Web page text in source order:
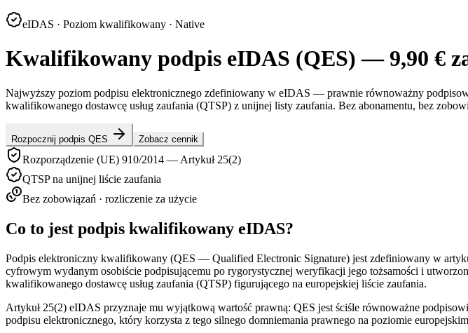
eIDAS · Poziom kwalifikowany · Native
Kwalifikowany podpis eIDAS (QES) — 9,90 €
Najwyższy poziom podpisu elektronicznego zdefiniowany w eIDAS — prawnie równoważny
kwalifikowanego dostawcę usług zaufania (QTSP) z unijnej listy zaufania. Bez abonamentu, bez
Rozpocznij podpis QES Zobacz cennik
Rozporządzenie (UE) 910/2014 — Artykuł 25(2)
QTSP na unijnej liście zaufania
Bez zobowiązań · rozliczenie za użycie
Co to jest podpis kwalifikowany eIDAS?
Podpis elektroniczny kwalifikowany (QES — Qualified Electronic Signature) jest zdefiniowany w
cyfrowym wydanym osobiście podpisującemu po rygorystycznej weryfikacji jego tożsamości i
kwalifikowanego dostawcę usług zaufania (QTSP) figurującego na europejskiej liście zaufania.
Artykuł 25(2) eIDAS przyznaje mu wyjątkową wartość prawną: QES jest ściśle równoważne
podpisu elektronicznego, który korzysta z tego silnego domniemania prawnego na poziomie